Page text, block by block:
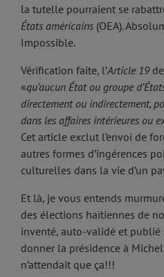
la tutelle pourraient se
États américains (OEA).
Impossible.
Vérification faite, l’Article 19
«qu’aucun État ou groupe
directement ou indirectement,
dans les affaires intérieures ou
Cet article exclut l’envoi de
autres formes d’ingérences
culturelles dans la vie d’un
Et là, je vous entends
des élections haïtiennes de
inventé, auto-validé et publié
donner la présidence à
n’attendait que ça!!!